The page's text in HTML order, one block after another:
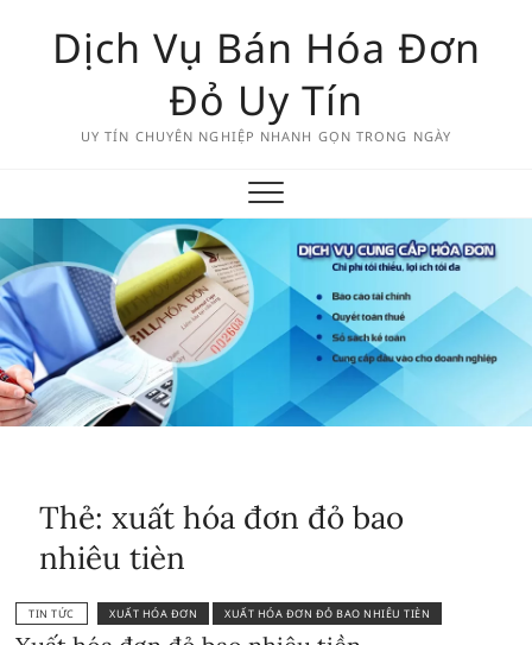
Dịch Vụ Bán Hóa Đơn
Đỏ Uy Tín
UY TÍN CHUYÊN NGHIỆP NHANH GỌN TRONG NGÀY
Thẻ:xuất hóa đơn đỏ bao
nhiêu tièn
TIN TỨC XUẤT HÓA ĐƠN XUẤT HÓA ĐƠN ĐỎ BAO NHIÊU TIÈN